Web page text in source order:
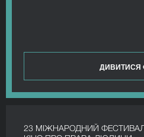
ДИВИТИСЯ
23 МІЖНАРОДНИЙ